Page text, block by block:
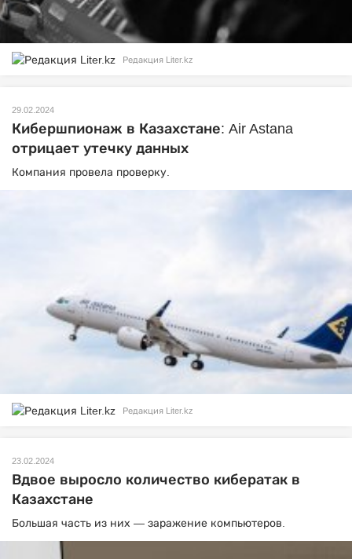
Редакция Liter.kz
29.02.2024
Кибершпионаж в Казахстане: Air Astana
отрицает утечку данных
Компания провела проверку.
Редакция Liter.kz
23.02.2024
Вдвое выросло количество кибератак в
Казахстане
Большая часть из них — заражение компьютеров.